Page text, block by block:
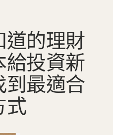
道的理財
給投資新
到最適合
式